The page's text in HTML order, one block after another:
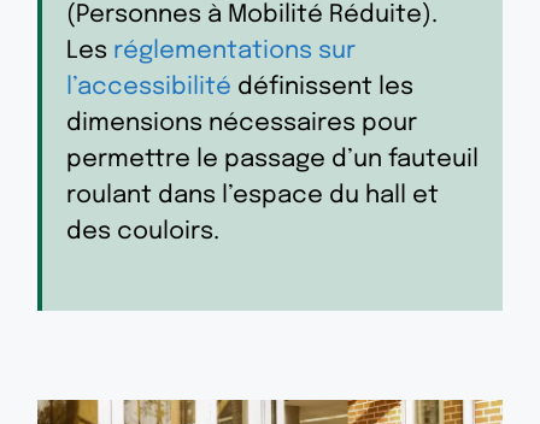
(Personnes à Mobilité Réduite).
Les réglementations sur
l’accessibilité définissent les
dimensions nécessaires pour
permettre le passage d’un fauteuil
roulant dans l’espace du hall et
des couloirs.